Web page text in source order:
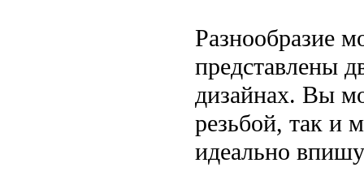
Разнообразие
представлены
дизайнах. Вы
резьбой, так и
идеально